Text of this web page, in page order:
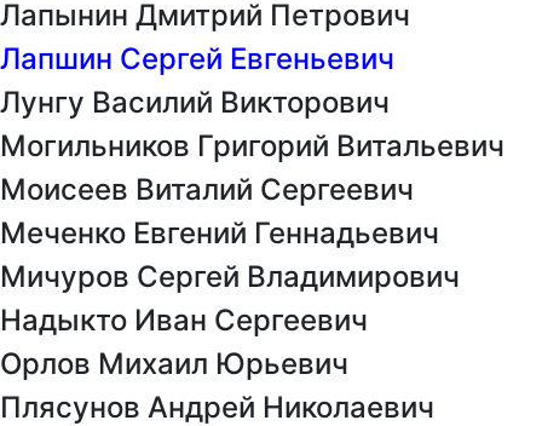
Лапынин Дмитрий Петрович
Лапшин Сергей Евгеньевич
Лунгу Василий Викторович
Могильников Григорий Витальевич
Моисеев Виталий Сергеевич
Меченко Евгений Геннадьевич
Мичуров Сергей Владимирович
Надыкто Иван Сергеевич
Орлов Михаил Юрьевич
Плясунов Андрей Николаевич